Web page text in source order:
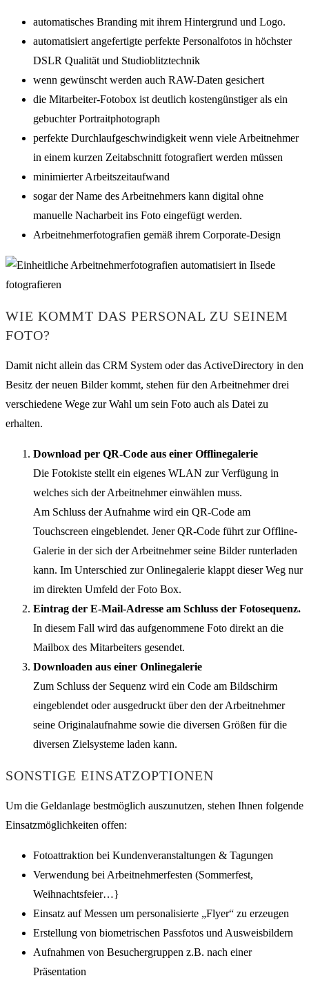
automatisches Branding mit ihrem Hintergrund und Logo.
automatisiert angefertigte perfekte Personalfotos in höchster
DSLR Qualität und Studioblitztechnik
wenn gewünscht werden auch RAW-Daten gesichert
die Mitarbeiter-Fotobox ist deutlich kostengünstiger als ein
gebuchter Portraitphotograph
perfekte Durchlaufgeschwindigkeit wenn viele Arbeitnehmer
in einem kurzen Zeitabschnitt fotografiert werden müssen
minimierter Arbeitszeitaufwand
sogar der Name des Arbeitnehmers kann digital ohne
manuelle Nacharbeit ins Foto eingefügt werden.
Arbeitnehmerfotografien gemäß ihrem Corporate-Design
WIE KOMMT DAS PERSONAL ZU SEINEM
FOTO?
Damit nicht allein das CRM System oder das ActiveDirectory in den
Besitz der neuen Bilder kommt, stehen für den Arbeitnehmer drei
verschiedene Wege zur Wahl um sein Foto auch als Datei zu
erhalten.
Download per QR-Code aus einer Offlinegalerie
Die Fotokiste stellt ein eigenes WLAN zur Verfügung in
welches sich der Arbeitnehmer einwählen muss.
Am Schluss der Aufnahme wird ein QR-Code am
Touchscreen eingeblendet. Jener QR-Code führt zur Offline-
Galerie in der sich der Arbeitnehmer seine Bilder runterladen
kann. Im Unterschied zur Onlinegalerie klappt dieser Weg nur
im direkten Umfeld der Foto Box.
Eintrag der E-Mail-Adresse am Schluss der Fotosequenz.
In diesem Fall wird das aufgenommene Foto direkt an die
Mailbox des Mitarbeiters gesendet.
Downloaden aus einer Onlinegalerie
Zum Schluss der Sequenz wird ein Code am Bildschirm
eingeblendet oder ausgedruckt über den der Arbeitnehmer
seine Originalaufnahme sowie die diversen Größen für die
diversen Zielsysteme laden kann.
SONSTIGE EINSATZOPTIONEN
Um die Geldanlage bestmöglich auszunutzen, stehen Ihnen folgende
Einsatzmöglichkeiten offen:
Fotoattraktion bei Kundenveranstaltungen & Tagungen
Verwendung bei Arbeitnehmerfesten (Sommerfest,
Weihnachtsfeier…}
Einsatz auf Messen um personalisierte „Flyer“ zu erzeugen
Erstellung von biometrischen Passfotos und Ausweisbildern
Aufnahmen von Besuchergruppen z.B. nach einer
Präsentation